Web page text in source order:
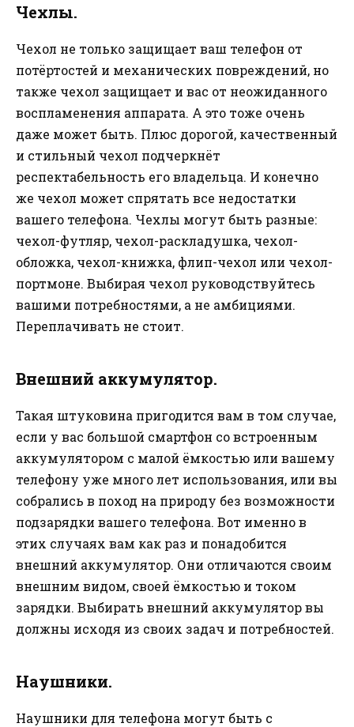
Чехлы.
Чехол не только защищает ваш телефон от
потёртостей и механических повреждений, но
также чехол защищает и вас от неожиданного
воспламенения аппарата. А это тоже очень
даже может быть. Плюс дорогой, качественный
и стильный чехол подчеркнёт
респектабельность его владельца. И конечно
же чехол может спрятать все недостатки
вашего телефона. Чехлы могут быть разные:
чехол-футляр, чехол-раскладушка, чехол-
обложка, чехол-книжка, флип-чехол или чехол-
портмоне. Выбирая чехол руководствуйтесь
вашими потребностями, а не амбициями.
Переплачивать не стоит.
Внешний аккумулятор.
Такая штуковина пригодится вам в том случае,
если у вас большой смартфон со встроенным
аккумулятором с малой ёмкостью или вашему
телефону уже много лет использования, или вы
собрались в поход на природу без возможности
подзарядки вашего телефона. Вот именно в
этих случаях вам как раз и понадобится
внешний аккумулятор. Они отличаются своим
внешним видом, своей ёмкостью и током
зарядки. Выбирать внешний аккумулятор вы
должны исходя из своих задач и потребностей.
Наушники.
Наушники для телефона могут быть с